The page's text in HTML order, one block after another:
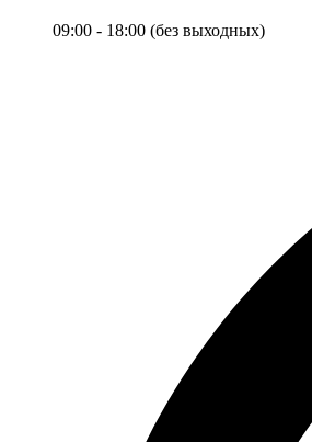
09:00 - 18:00 (без выходных)